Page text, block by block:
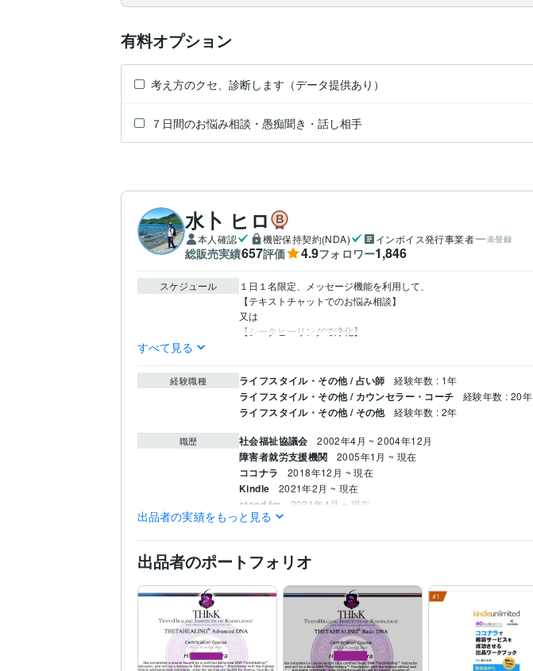
有料オプション
考え方のクセ、診断します（データ提供あり）
７日間のお悩み相談・愚痴聞き・話し相手
水卜 ヒロ
本人確認 機密保持契約(NDA) インボイス発行事業者 未登録
総販売実績657評価 4.9フォロワー1,846
スケジュール
１日１名限定、メッセージ機能を利用して、
【テキストチャットでのお悩み相談】
又は
【シータヒーリングで浄化】
すべて見る
経験職種 ライフスタイル・その他 / 占い師 経験年数 : 1年
ライフスタイル・その他 / カウンセラー・コーチ 経験年数 : 20年
ライフスタイル・その他 / その他 経験年数 : 2年
職歴 社会福祉協議会 2002年4月 ~ 2004年12月
障害者就労支援機関 2005年1月 ~ 現在
ココナラ 2018年12月 ~ 現在
Kindle 2021年2月 ~ 現在
stand.fm 2021年4月 ~ 現在
シータヒーリング®︎
ン・eコマースランキング１位
資格・検定 ホームヘルパー2級養成研修修了 取得年 : 2002年
取得年 : 2006年
精神保健福祉士 取得年 : 2012年
ストレスチェック実施者養成研修修了 取得年 : 2016年
普通自動車運転免許 取得年 : 2000年
出品者の実績をもっと見る
出品者のポートフォリオ